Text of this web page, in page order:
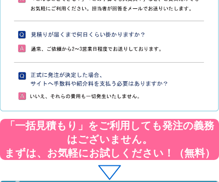
「一括見積もり」をご利用しても発注の義務
はございません。
まずは、お気軽にお試しください！（無料）